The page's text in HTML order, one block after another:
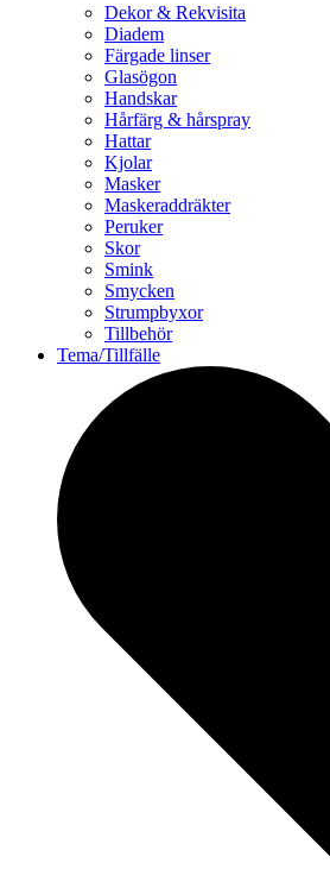
Dekor & Rekvisita
Diadem
Färgade linser
Glasögon
Handskar
Hårfärg & hårspray
Hattar
Kjolar
Masker
Maskeraddräkter
Peruker
Skor
Smink
Smycken
Strumpbyxor
Tillbehör
Tema/Tillfälle